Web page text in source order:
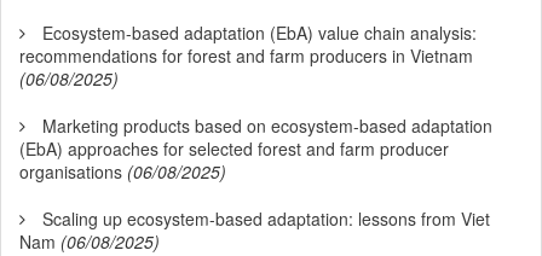
Ecosystem-based adaptation (EbA) value chain analysis:
recommendations for forest and farm producers in Vietnam
(06/08/2025)
Marketing products based on ecosystem-based adaptation
(EbA) approaches for selected forest and farm producer
organisations (06/08/2025)
Scaling up ecosystem-based adaptation: lessons from Viet
Nam (06/08/2025)